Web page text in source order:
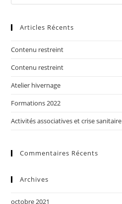
Articles Récents
Contenu restreint
Contenu restreint
Atelier hivernage
Formations 2022
Activités associatives et crise sanitaire
Commentaires Récents
Archives
octobre 2021